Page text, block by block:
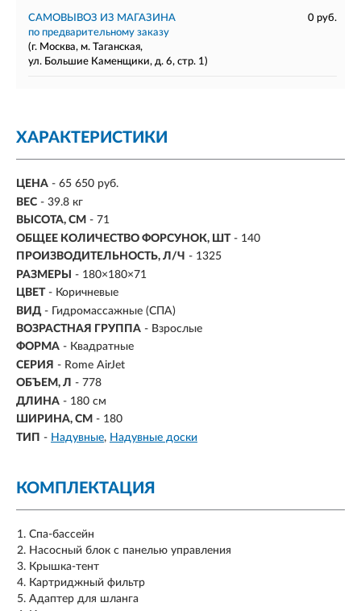
САМОВЫВОЗ ИЗ МАГАЗИНА
0 руб.
по предварительному заказу
(г. Москва, м. Таганская,
ул. Большие Каменщики, д. 6, стр. 1)
ХАРАКТЕРИСТИКИ
ЦЕНА - 65 650 руб.
ВЕС - 39.8 кг
ВЫСОТА, СМ - 71
ОБЩЕЕ КОЛИЧЕСТВО ФОРСУНОК, ШТ - 140
ПРОИЗВОДИТЕЛЬНОСТЬ, Л/Ч - 1325
РАЗМЕРЫ
- 180×180×71
ЦВЕТ - Коричневые
ВИД - Гидромассажные (СПА)
ВОЗРАСТНАЯ ГРУППА - Взрослые
ФОРМА - Квадратные
СЕРИЯ - Rome AirJet
ОБЪЕМ, Л - 778
ДЛИНА - 180 см
ШИРИНА, СМ - 180
ТИП - Надувные Надувные доски
КОМПЛЕКТАЦИЯ
Спа-бассейн
Насосный блок с панелью управления
Крышка-тент
Картриджный фильтр
Адаптер для шланга